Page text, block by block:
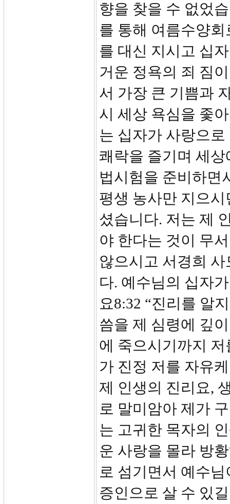
향을 찾을 수 없었
를 통해 여름수양
를 대신 지시고 십
거운 정욕의 죄 짐
서 가장 큰 기쁨과
시 세상 욕심을 좇
는 십자가 사랑으
쾌락을 즐기며 세
법시험을 준비하면
평생 농사만 지으
셨습니다. 저는 제
야 한다는 것이 무
않으시고 서경희
다. 예수님의 십자
요8:32 “진리를 알
씀을 제 심령에 깊
에 죽으시기까지
가 진정 저를 자유
제 인생의 진리요,
로 말미암아 제가
는 고귀한 목자의
운 사랑을 몰라 방
로 섬기면서 예수
증인으로 살 수 있